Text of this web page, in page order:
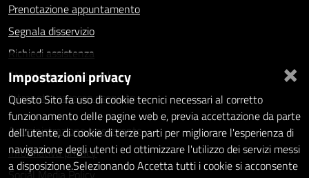
Prenotazione appuntamento
Segnala disservizio
Richiedi assistenza
Statistiche dei Siti web
Intranet - accesso riservato
Amministrazione trasparente
Informativa privacy
Social Media Policy
×
Impostazioni privacy
Questo Sito fa uso di cookie tecnici necessari al corretto
funzionamento delle pagine web e, previa accettazione da parte
dell'utente, di cookie di terze parti per migliorare l'esperienza di
navigazione degli utenti ed ottimizzare l'utilizzo dei servizi messi
a disposizione.Selezionando Accetta tutti i cookie si acconsente